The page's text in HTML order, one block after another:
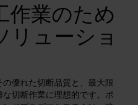
ン
作業のため
リューショ
優れた切断品質と、最大限
切断作業に理想的です。ポ